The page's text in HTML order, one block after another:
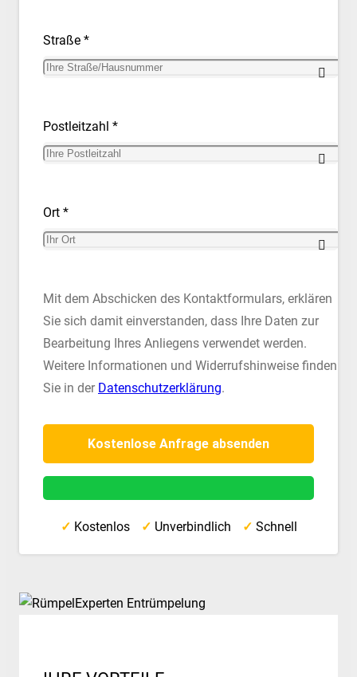
Straße *
Postleitzahl *
Ort *
Mit dem Abschicken des Kontaktformulars, erklären
Sie sich damit einverstanden, dass Ihre Daten zur
Bearbeitung Ihres Anliegens verwendet werden.
Weitere Informationen und Widerrufshinweise finden
Sie in der Datenschutzerklärung.
✓ Kostenlos ✓ Unverbindlich ✓ Schnell